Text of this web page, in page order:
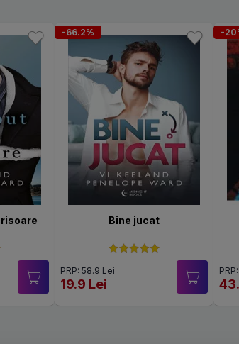
-66.2%
Bine jucat
PRP: 58.9 Lei
19.9 Lei
-